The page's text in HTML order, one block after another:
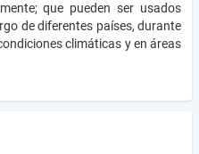
que pueden ser usados
de diferentes países, durante
climáticas y en áreas